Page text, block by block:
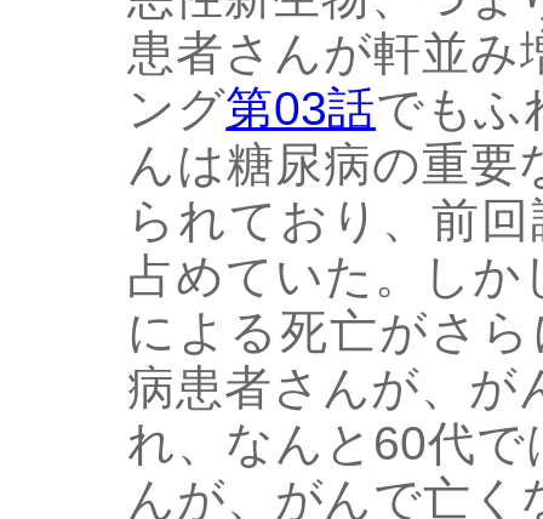
患者さんが軒並み
ング第03話でもふ
んは糖尿病の重要
られており、前
占めていた。しか
による死亡がさ
病患者さんが、が
れ、なんと60代
んが、がんで亡く